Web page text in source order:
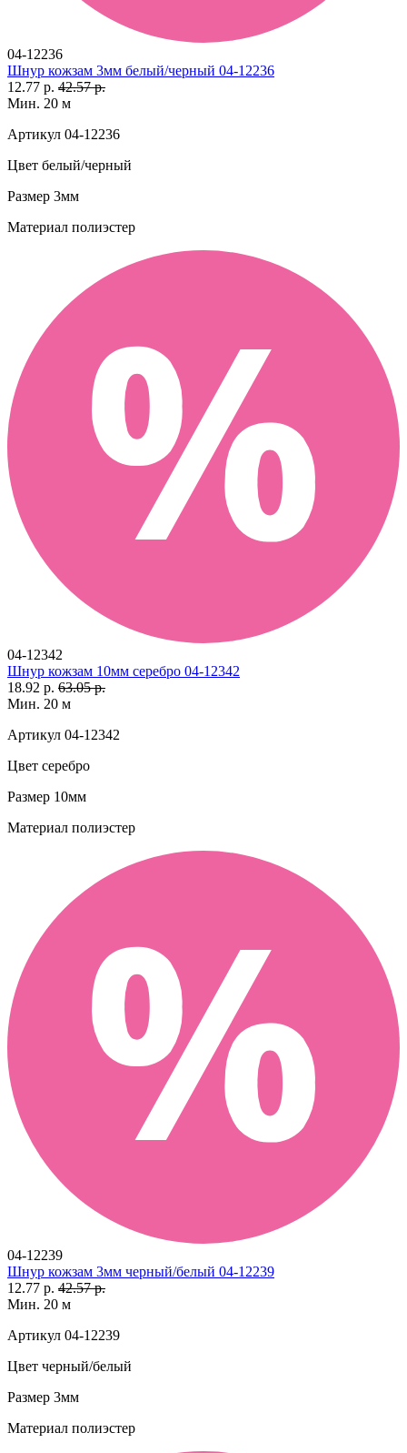
04-12236
Шнур кожзам 3мм белый/черный 04-12236
12.77 р. 42.57 р.
Мин. 20 м
Артикул 04-12236
Цвет белый/черный
Размер 3мм
Материал полиэстер
04-12342
Шнур кожзам 10мм серебро 04-12342
18.92 р. 63.05 р.
Мин. 20 м
Артикул 04-12342
Цвет серебро
Размер 10мм
Материал полиэстер
04-12239
Шнур кожзам 3мм черный/белый 04-12239
12.77 р. 42.57 р.
Мин. 20 м
Артикул 04-12239
Цвет черный/белый
Размер 3мм
Материал полиэстер